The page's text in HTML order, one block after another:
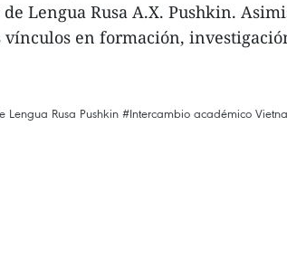
Rusa A.X. Pushkin.
en formación,
Lengua Rusa Pushkin #Intercambio académico